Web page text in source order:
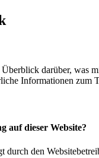
darüber, was
Informationen zum
auf dieser Website?
durch den